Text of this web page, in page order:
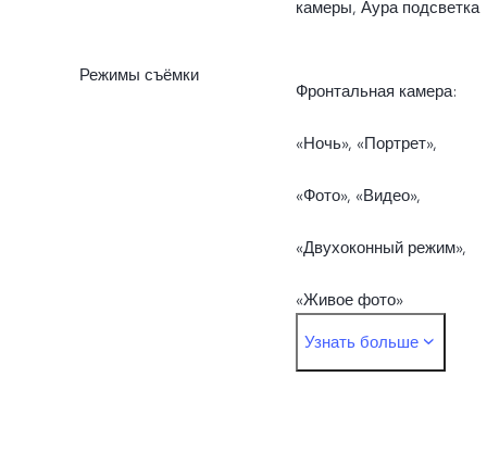
камеры, Аура подсветка
Режимы съёмки
Фронтальная камера:
«Ночь», «Портрет»,
«Фото», «Видео»,
«Двухоконный режим»,
«Живое фото»
Основная камера:
Узнать больше